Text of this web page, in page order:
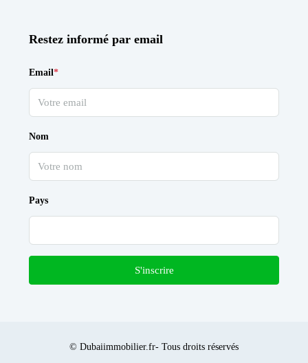
Restez informé par email
Email*
Nom
Pays
S'inscrire
© Dubaiimmobilier.fr- Tous droits réservés